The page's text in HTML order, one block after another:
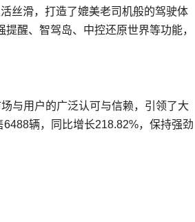
丝滑，打造了媲美老司机般的驾驶体
醒、智驾岛、中控还原世界等功能，
与用户的广泛认可与信赖，引领了大
辆，同比增长218.82%，保持强劲